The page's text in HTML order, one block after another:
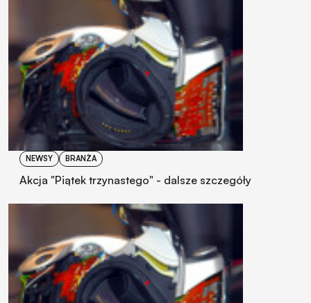
NEWSY BRANŻA
Akcja "Piątek trzynastego" - dalsze szczegóły